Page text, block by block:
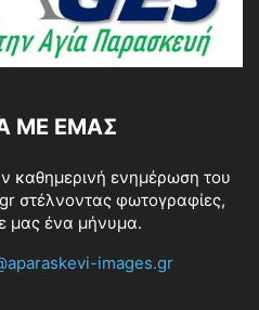
ΜΕ ΕΜΆΣ
καθημερινή ενημέρωση του
στέλνοντας φωτογραφίες,
μας ένα μήνυμα.
images.gr